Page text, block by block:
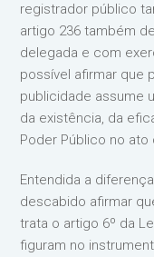
registrador público
artigo 236 também
delegada e com
possível afirmar que
publicidade assume
da existência, da
Poder Público no ato
Entendida a
descabido afirmar
trata o artigo 6º da
figuram no